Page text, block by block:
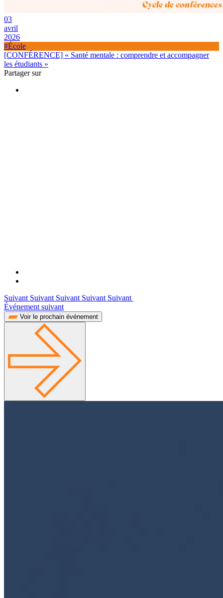
03
avril
2026
#École
[CONFÉRENCE] « Santé mentale : comprendre et accompagner
les étudiants »
Partager sur
Suivant Suivant Suivant Suivant Suivant
Événement suivant
Voir le prochain événement